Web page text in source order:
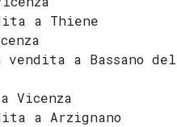
a Thiene
a Bassano del
Vicenza
a Arzignano